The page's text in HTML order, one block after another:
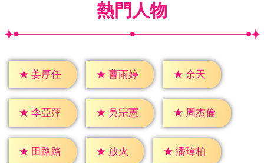
熱門人物
★ 姜厚任 ★ 曹雨婷 ★ 余天
★ 李亞萍 ★ 吳宗憲 ★ 周杰倫
★ 田路路 ★ 放火 ★ 潘瑋柏